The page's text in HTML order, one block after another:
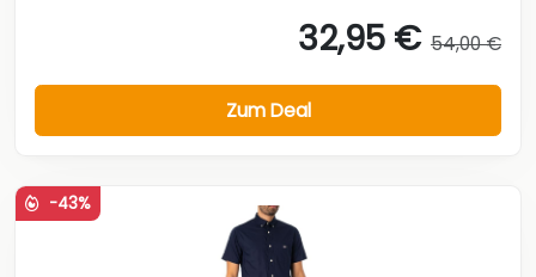
32,95 € 54,00 €
Zum Deal
-43%